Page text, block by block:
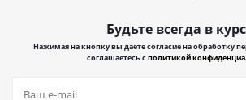
Будьте всегда в
Нажимая на кнопку вы даете согласие на обработку
соглашаетесь сполитикой